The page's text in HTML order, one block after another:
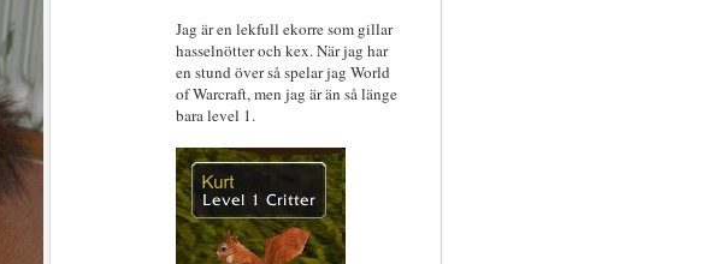
Jag är en lekfull ekorre som gillar
hasselnötter och kex. När jag har
en stund över så spelar jag World
of Warcraft, men jag är än så länge
bara level 1.